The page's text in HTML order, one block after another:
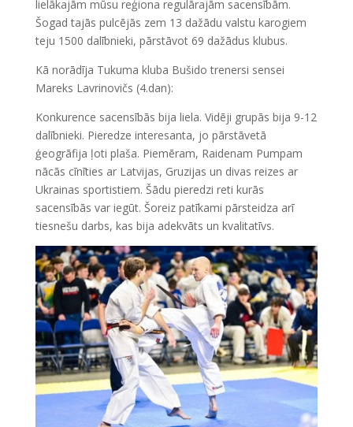
lielākajām mūsu reģiona regulārajām sacensībām.
Šogad tajās pulcējās zem 13 dažādu valstu karogiem
teju 1500 dalībnieki, pārstāvot 69 dažādus klubus.
Kā norādīja Tukuma kluba Bušido trenersi sensei
Mareks Lavrinovičs (4.dan):
Konkurence sacensībās bija liela. Vidēji grupās bija 9-12
dalībnieki. Pieredze interesanta, jo pārstāvetā
ģeogrāfija ļoti plaša. Piemēram, Raidenam Pumpam
nācās cīnīties ar Latvijas, Gruzijas un divas reizes ar
Ukrainas sportistiem. Šādu pieredzi reti kurās
sacensībās var iegūt. Šoreiz patīkami pārsteidza arī
tiesnešu darbs, kas bija adekvāts un kvalitatīvs.